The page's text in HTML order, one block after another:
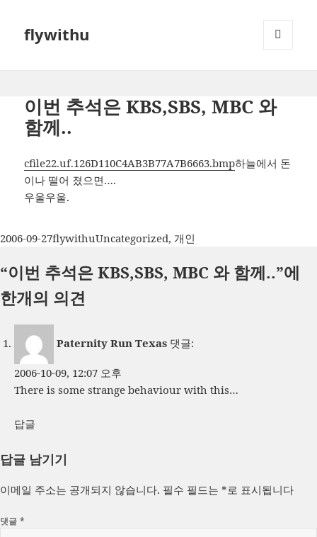
flywithu
이번 추석은 KBS,SBS, MBC 와
함께..
cfile22.uf.126D110C4AB3B77A7B6663.bmp하늘에서 돈
이나 떨어 졌으면….
우울우울.
작
일
자
2006-09-27글
이
flywithu카
고
Uncategorized, 개인
“이번 추석은 KBS,SBS, MBC 와 함께..”에
한개의 의견
Paternity Run Texas 댓글:
2006-10-09, 12:07 오후
There is some strange behaviour with this…
답글
답글 남기기
이메일 주소는 공개되지 않습니다. 필수 필드는 *로 표시됩니다
댓글*